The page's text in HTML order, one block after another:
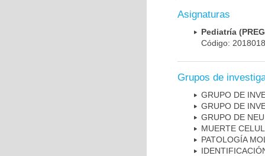
Asignaturas
Pediatría
Código:
Grupos de
GRUPO DE
GRUPO DE
GRUPO DE
MUERTE
PATOLOGÍA